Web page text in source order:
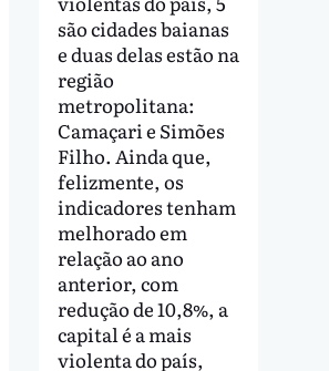
são cidades baianas
e duas delas estão na
região
metropolitana:
Camaçari e Simões
Filho. Ainda que,
felizmente, os
indicadores tenham
melhorado em
relação ao ano
anterior, com
redução de 10,8%, a
capital é a mais
violenta do país,